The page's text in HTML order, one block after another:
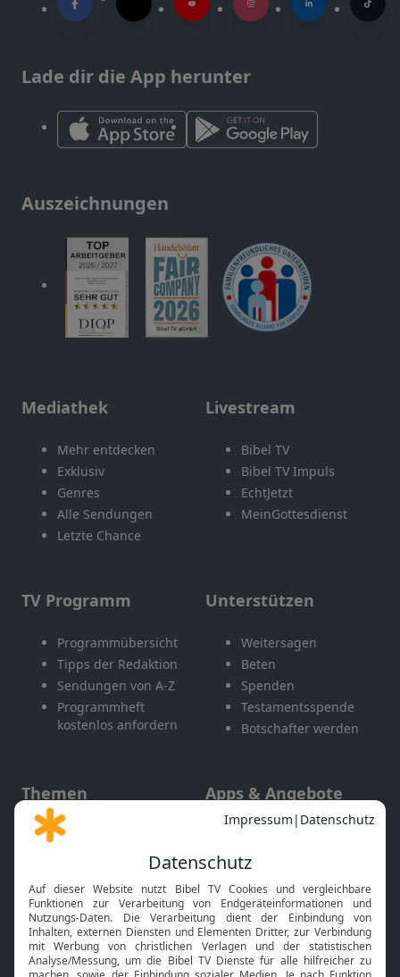
Lade dir die App herunter
Auszeichnungen
Mediathek
Mehr entdecken
Exklusiv
Genres
Alle Sendungen
Letzte Chance
Livestream
Bibel TV
Bibel TV Impuls
EchtJetzt
MeinGottesdienst
TV Programm
Programmübersicht
Tipps der Redaktion
Sendungen von A-Z
Programmheft
kostenlos anfordern
Unterstützen
Weitersagen
Beten
Spenden
Testamentsspende
Botschafter werden
Themen
Gott und Bibel erklärt
Neuigkeiten
Apps & Angebote
Mobile App
Smart TV
HbbTV
Bibelthek Online-Bibel
Nächster Gottesdienst